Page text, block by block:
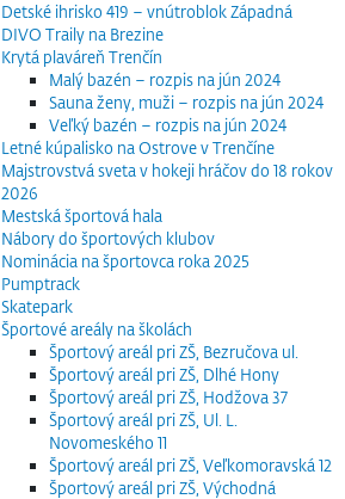
Detské ihrisko 419 – vnútroblok Západná
DIVO Traily na Brezine
Krytá plaváreň Trenčín
Malý bazén – rozpis na jún 2024
Sauna ženy, muži – rozpis na jún 2024
Veľký bazén – rozpis na jún 2024
Letné kúpalisko na Ostrove v Trenčíne
Majstrovstvá sveta v hokeji hráčov do 18 rokov
2026
Mestská športová hala
Nábory do športových klubov
Nominácia na športovca roka 2025
Pumptrack
Skatepark
Športové areály na školách
Športový areál pri ZŠ, Bezručova ul.
Športový areál pri ZŠ, Dlhé Hony
Športový areál pri ZŠ, Hodžova 37
Športový areál pri ZŠ, Ul. L.
Novomeského 11
Športový areál pri ZŠ, Veľkomoravská 12
Športový areál pri ZŠ, Východná